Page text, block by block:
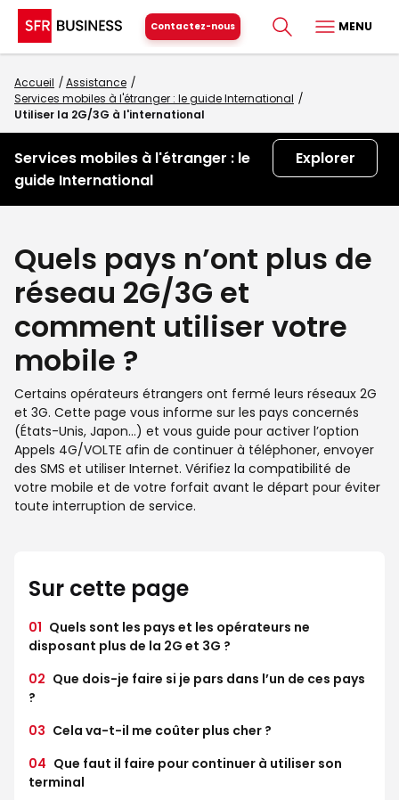
Contactez-nous MENU
Accueil
Assistance
Services mobiles à l'étranger : le guide International
Utiliser la 2G/3G à l'international
Services mobiles à l'étranger : le
guide International
Explorer
Quels pays n’ont plus de
réseau 2G/3G et
comment utiliser votre
mobile ?
Certains opérateurs étrangers ont fermé leurs réseaux 2G
et 3G. Cette page vous informe sur les pays concernés
(États-Unis, Japon…) et vous guide pour activer l’option
Appels 4G/VOLTE afin de continuer à téléphoner, envoyer
des SMS et utiliser Internet. Vérifiez la compatibilité de
votre mobile et de votre forfait avant le départ pour éviter
toute interruption de service.
Sur cette page
01 Quels sont les pays et les opérateurs ne
disposant plus de la 2G et 3G ?
02 Que dois-je faire si je pars dans l’un de ces pays
?
03 Cela va-t-il me coûter plus cher ?
04 Que faut il faire pour continuer à utiliser son
terminal